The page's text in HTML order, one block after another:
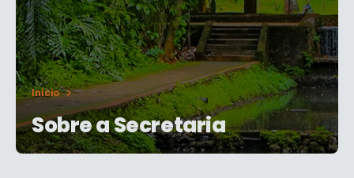
Início
Sobre a Secretaria